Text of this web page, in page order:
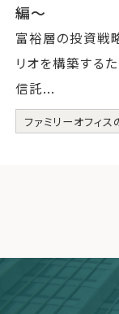
編〜
富裕層の投資戦
リオを構築する
信託...
ファミリーオフィ